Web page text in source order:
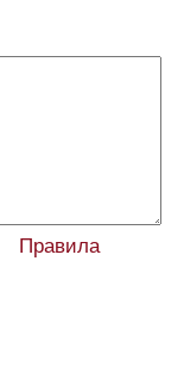
Правила